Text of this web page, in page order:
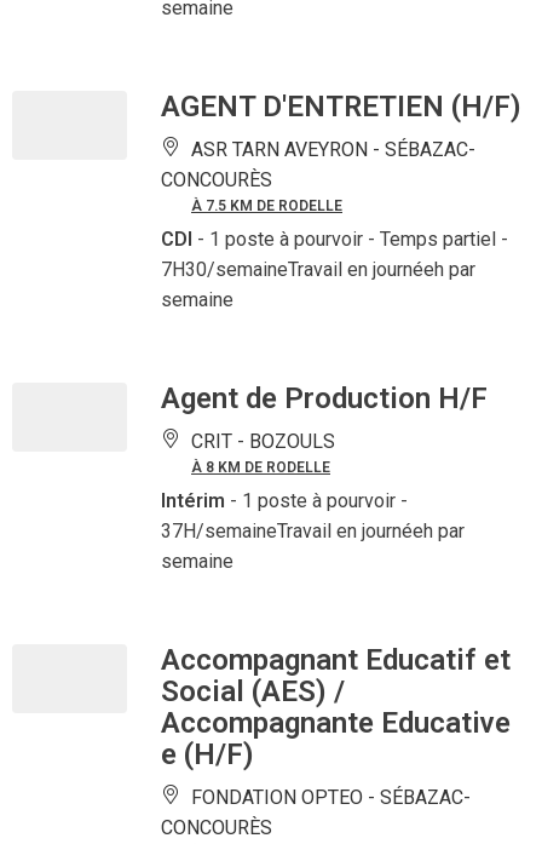
semaine
AGENT D'ENTRETIEN (H/F)
ASR TARN AVEYRON - SÉBAZAC-
CONCOURÈS
À 7.5 KM DE RODELLE
CDI - 1 poste à pourvoir - Temps partiel -
7H30/semaineTravail en journéeh par
semaine
Agent de Production H/F
CRIT - BOZOULS
À 8 KM DE RODELLE
Intérim - 1 poste à pourvoir -
37H/semaineTravail en journéeh par
semaine
Accompagnant Educatif et
Social (AES) /
Accompagnante Educative
e (H/F)
FONDATION OPTEO - SÉBAZAC-
CONCOURÈS